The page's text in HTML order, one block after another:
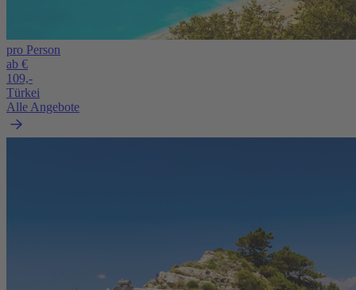
pro Person
ab €
109,-
Türkei
Alle Angebote